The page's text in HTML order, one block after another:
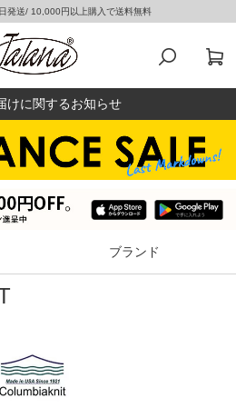
発送/ 10,000円以上購入で送料無料
けに関するお知らせ
ブランド